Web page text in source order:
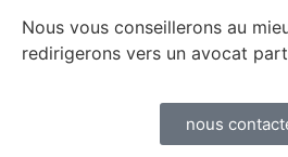
Nous vous conseillerons au
redirigerons vers un avocat
nous